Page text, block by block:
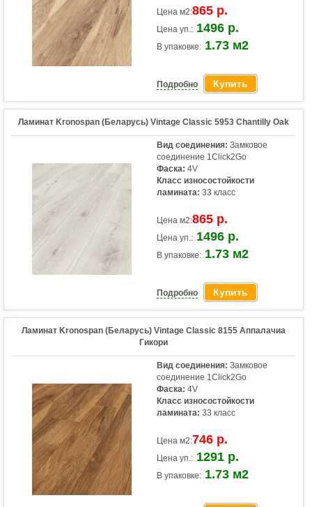
Цена м2:865 р.
Цена уп.: 1496 р.
В упаковке: 1.73 м2
Подробно Купить
Ламинат Kronospan (Беларусь) Vintage Classic 5953 Chantilly Oak
Вид соединения: Замковое
соединение 1Click2Go
Фаска: 4V
Класс износостойкости
ламината: 33 класс
Цена м2:865 р.
Цена уп.: 1496 р.
В упаковке: 1.73 м2
Подробно Купить
Ламинат Kronospan (Беларусь) Vintage Classic 8155 Аппалачиа
Гикори
Вид соединения: Замковое
соединение 1Click2Go
Фаска: 4V
Класс износостойкости
ламината: 33 класс
Цена м2:746 р.
Цена уп.: 1291 р.
В упаковке: 1.73 м2